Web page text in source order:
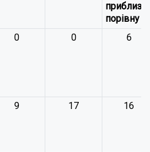
порівну
0 0 6
9 17 16